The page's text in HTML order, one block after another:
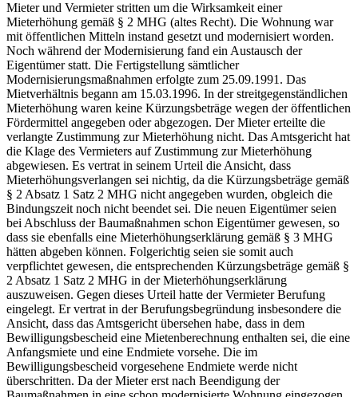
Mieter und Vermieter stritten um die Wirksamkeit einer
Mieterhöhung gemäß § 2 MHG (altes Recht). Die Wohnung war
mit öffentlichen Mitteln instand gesetzt und modernisiert worden.
Noch während der Modernisierung fand ein Austausch der
Eigentümer statt. Die Fertigstellung sämtlicher
Modernisierungsmaßnahmen erfolgte zum 25.09.1991. Das
Mietverhältnis begann am 15.03.1996. In der streitgegenständlichen
Mieterhöhung waren keine Kürzungsbeträge wegen der öffentlichen
Fördermittel angegeben oder abgezogen. Der Mieter erteilte die
verlangte Zustimmung zur Mieterhöhung nicht. Das Amtsgericht hat
die Klage des Vermieters auf Zustimmung zur Mieterhöhung
abgewiesen. Es vertrat in seinem Urteil die Ansicht, dass
Mieterhöhungsverlangen sei nichtig, da die Kürzungsbeträge gemäß
§ 2 Absatz 1 Satz 2 MHG nicht angegeben wurden, obgleich die
Bindungszeit noch nicht beendet sei. Die neuen Eigentümer seien
bei Abschluss der Baumaßnahmen schon Eigentümer gewesen, so
dass sie ebenfalls eine Mieterhöhungserklärung gemäß § 3 MHG
hätten abgeben können. Folgerichtig seien sie somit auch
verpflichtet gewesen, die entsprechenden Kürzungsbeträge gemäß §
2 Absatz 1 Satz 2 MHG in der Mieterhöhungserklärung
auszuweisen. Gegen dieses Urteil hatte der Vermieter Berufung
eingelegt. Er vertrat in der Berufungsbegründung insbesondere die
Ansicht, dass das Amtsgericht übersehen habe, dass in dem
Bewilligungsbescheid eine Mietenberechnung enthalten sei, die eine
Anfangsmiete und eine Endmiete vorsehe. Die im
Bewilligungsbescheid vorgesehene Endmiete werde nicht
überschritten. Da der Mieter erst nach Beendigung der